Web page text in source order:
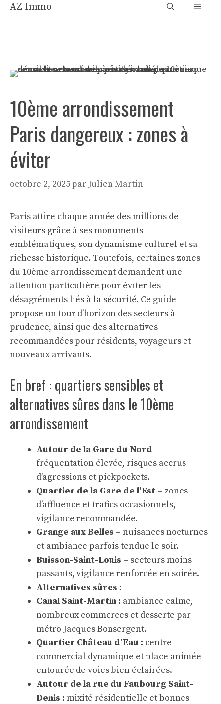
AllerAZ Immo Menu
10ème arrondissement
Paris dangereux : zones à
éviter
octobre 2, 2025par Julien Martin
Paris attire chaque année des millions de
visiteurs grâce à ses monuments
emblématiques, son dynamisme culturel et sa
richesse historique. Toutefois, certaines zones
du 10ème arrondissement demandent une
attention particulière pour éviter les
désagréments liés à la sécurité. Ce guide
propose un tour d’horizon des secteurs à
prudence, ainsi que des alternatives
recommandées pour résidents, voyageurs et
nouveaux arrivants.
En bref : quartiers sensibles et
alternatives sûres dans le 10ème
arrondissement
Autour de la Gare du Nord –
fréquentation élevée, risques accrus
d’agressions et pickpockets.
Quartier de la Gare de l’Est – zones
d’affluence et trafics occasionnels,
vigilance recommandée.
Grange aux Belles – nuisances nocturnes
et ambiance parfois tendue le soir.
Buisson-Saint-Louis – secteurs moins
passants, vigilance renforcée en soirée.
Alternatives sûres :
Canal Saint-Martin : ambiance calme,
nombreux commerces et desserte par
métro Jacques Bonsergent.
Quartier Château d’Eau : centre
commercial dynamique et place animée
entourée de voies bien éclairées.
Autour de la rue du Faubourg Saint-
Denis : mixité résidentielle et bonnes